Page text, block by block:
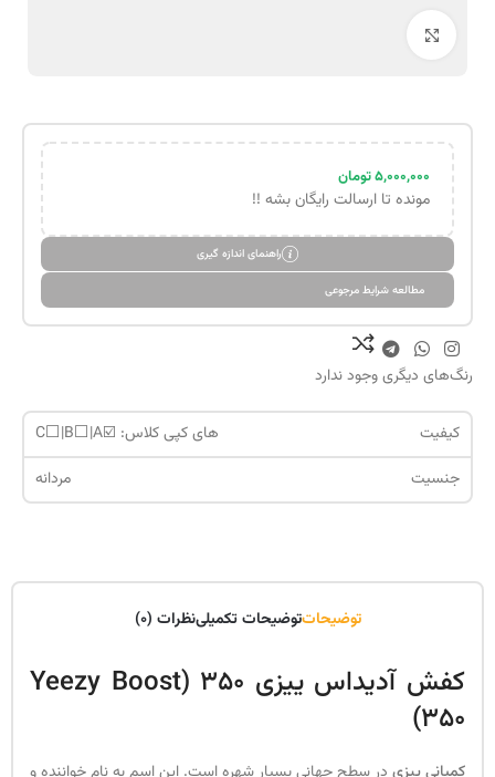
کیفیت
های کپی کلاس: ☑️C⬜️|B⬜️|A
جنسیت
مردانه
۵,۰۰۰,۰۰۰تومان
مونده تا ارسالت رایگان بشه !!
راهنمای اندازه گیری
مطالعه شرایط مرجوعی
رنگ‌های دیگری وجود ندارد
توضیحاتتوضیحات تکمیلینظرات (0)
کفش آدیداس ییزی 350 (Yeezy Boost
350)